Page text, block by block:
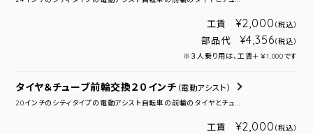
工賃 ¥2,000 （税込）
部品代 ¥4,356（税込）
※３人乗り用は、工賃＋￥1,000です
タイヤ＆チューブ前輪交換２０インチ （電動アシスト）
20インチのシティタイプの電動アシスト自転車の前輪のタイヤとチュ...
工賃 ¥2,000 （税込）